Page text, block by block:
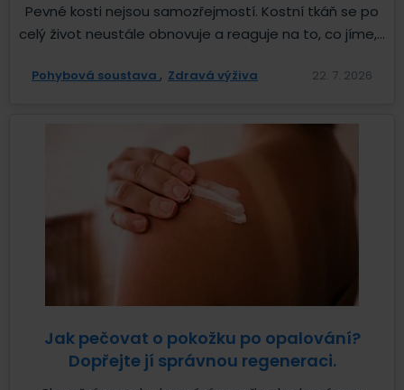
Pevné kosti nejsou samozřejmostí. Kostní tkáň se po
celý život neustále obnovuje a reaguje na to, co jíme,...
Pohybová soustava Zdravá výživa 22. 7. 2026
Jak pečovat o pokožku po opalování?
Dopřejte jí správnou regeneraci.